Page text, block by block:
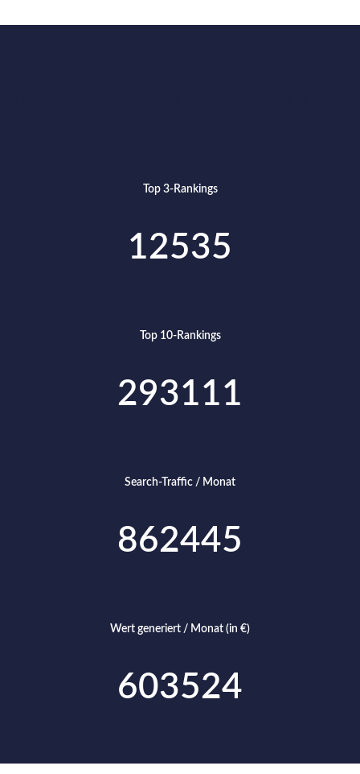
Top 3-Rankings
12535
Top 10-Rankings
293111
Search-Traffic / Monat
862445
Wert generiert / Monat (in €)
603524